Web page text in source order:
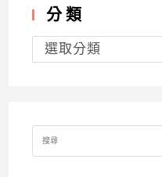
分類
分
類選取分類
Search
for: